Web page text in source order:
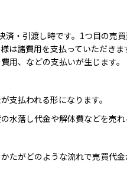
済・引渡し時です。1つ目の売
は諸費用を支払っていただき
用、などの支払いが生じます。
支払われる形になります。
水落し代金や解体費などを売
たがどのような流れで売買代